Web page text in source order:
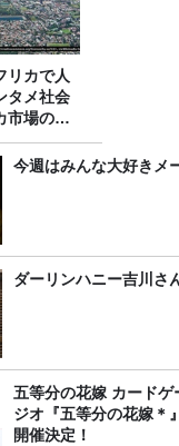
リカで人
タメ社会
市場のリ
今週はみんな大好きメ
ダーリンハニー吉川さ
五等分の花嫁 カード
ジオ『五等分の花嫁＊
開催決定！